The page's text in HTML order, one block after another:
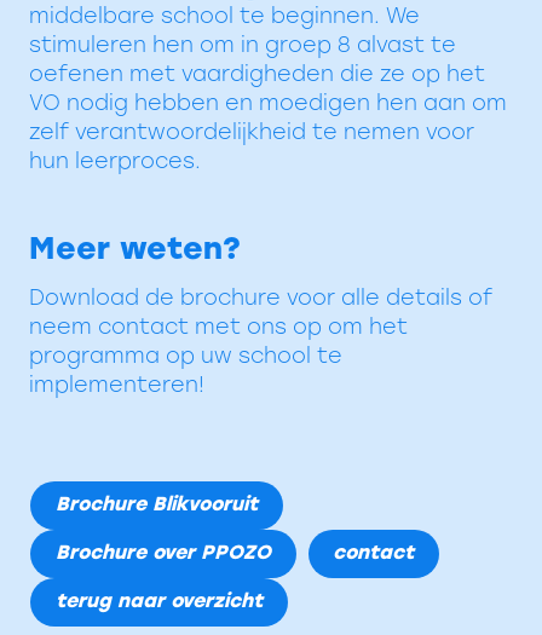
middelbare school te beginnen. We
stimuleren hen om in groep 8 alvast te
oefenen met vaardigheden die ze op het
VO nodig hebben en moedigen hen aan om
zelf verantwoordelijkheid te nemen voor
hun leerproces.
Meer weten?
Download de brochure voor alle details of
neem contact met ons op om het
programma op uw school te
implementeren!
Brochure Blikvooruit
Brochure over PPOZO contact
terug naar overzicht